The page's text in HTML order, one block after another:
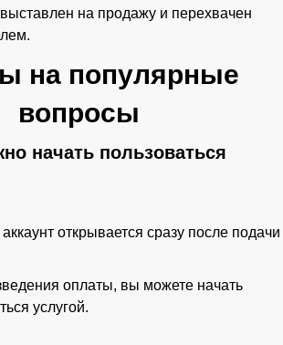
на продажу и перехвачен
на популярные
вопросы
начать пользоваться
открывается сразу после подачи
оплаты, вы можете начать
услугой.